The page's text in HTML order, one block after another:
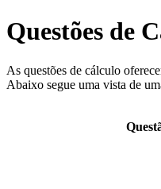
Questões de
As questões de cálculo
Abaixo segue uma vista de